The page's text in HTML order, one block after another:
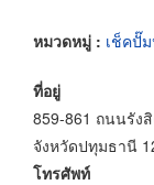
หมวดหมู่ : เช็คปั๊
ที่อยู่
859-861 ถนนรัง
จังหวัดปทุมธานี
โทรศัพท์